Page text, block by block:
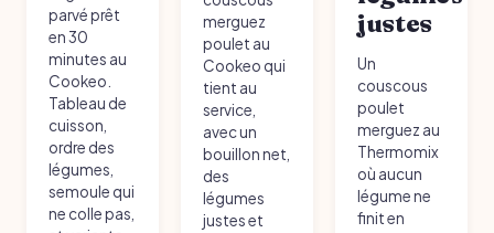
parvé prêt
en 30
minutes au
Cookeo.
Tableau de
cuisson,
ordre des
légumes,
semoule qui
ne colle pas,
merguez
poulet au
Cookeo qui
tient au
service,
avec un
bouillon net,
des
légumes
justes et
justes
Un
couscous
poulet
merguez au
Thermomix
où aucun
légume ne
finit en